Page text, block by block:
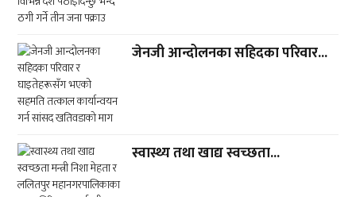
जेनजी आन्दोलनका सहिदका परिवार...
स्वास्थ्य तथा खाद्य स्वच्छता...